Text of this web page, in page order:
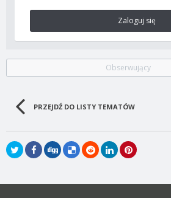
Zaloguj się
Obserwujący
PRZEJDŹ DO LISTY TEMATÓW